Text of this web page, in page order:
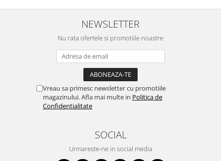
NEWSLETTER
Nu rata ofertele si promotiile noastre
Vreau sa primesc newsletter cu promotiile
magazinului. Afla mai multe in Politica de
Confidentialitate
SOCIAL
Urmareste-ne in social media